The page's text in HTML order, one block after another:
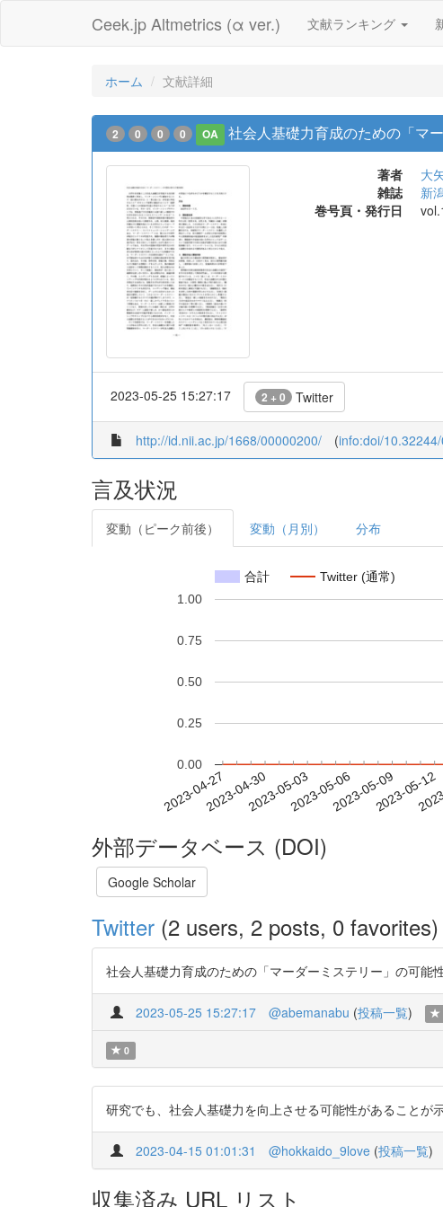
Ceek.jp Altmetrics (α ver.) 文献ランキング
ホーム 文献詳細
2 0 0 0 OA 社会人基礎力育成のための「マ
著者
大
雑誌
新
巻号頁・発行日
2023-05-25 15:27:17 2 + 0 Twitter
http://id.nii.ac.jp/1668/00000200/ (info:doi/
言及状況
変動（ピーク前後） 変動（月別） 分布
合計 Twitter (通常)
2023-04-272023-04-302023-05-032023-05-062023-05-092023-05-12
0.00
0.25
0.50
0.75
1.00
外部データベース (DOI)
Google Scholar
Twitter (2 users, 2 posts, 0 favorites)
社会人基礎力育成のための「マーダーミステリー」の可
2023-05-25 15:27:17 @abemanabu (投稿一覧)
0
研究でも、社会人基礎力を向上させる可能性があることが
2023-04-15 01:01:31 @hokkaido_9love (投稿一覧)
収集済み URL リスト